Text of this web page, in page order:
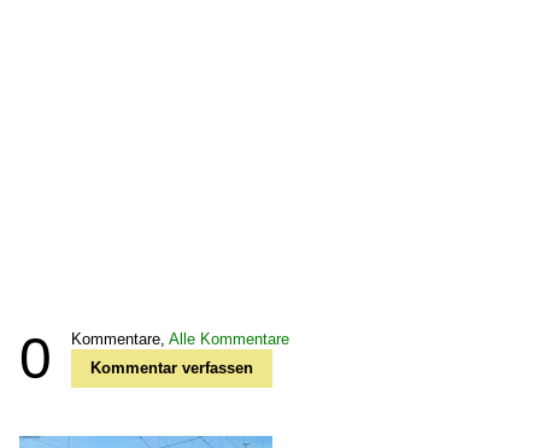
0 Kommentare, Alle Kommentare
Kommentar verfassen